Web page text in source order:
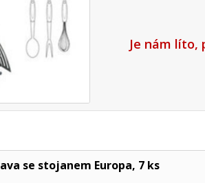
Je nám
se stojanem Europa, 7 ks